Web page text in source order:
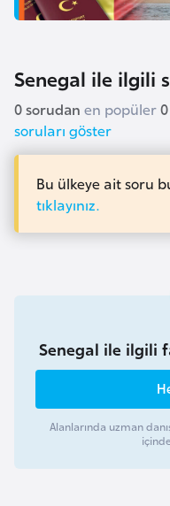
Senegal ile ilgili
0 sorudan en popüler
soruları göster
Bu ülkeye ait soru
tıklayınız.
Senegal ile ilgili
Alanlarında uzman
e
B
e
l
a
u
a